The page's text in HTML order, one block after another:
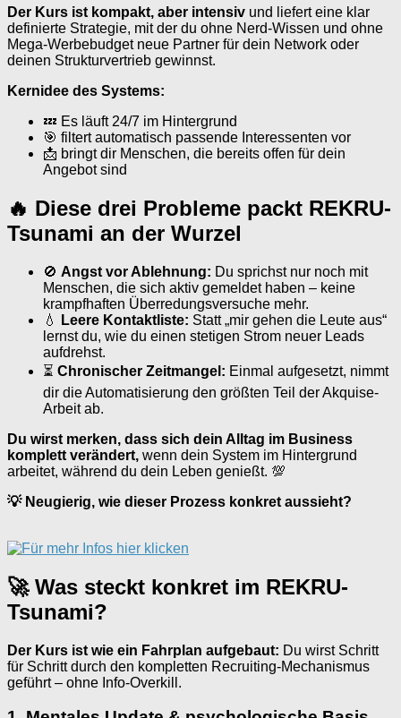
Der Kurs ist kompakt, aber intensiv und liefert eine klar
definierte Strategie, mit der du ohne Nerd-Wissen und ohne
Mega-Werbebudget neue Partner für dein Network oder
deinen Strukturvertrieb gewinnst.
Kernidee des Systems:
💤 Es läuft 24/7 im Hintergrund
🎯 filtert automatisch passende Interessenten vor
📩 bringt dir Menschen, die bereits offen für dein
Angebot sind
🔥 Diese drei Probleme packt REKRU-
Tsunami an der Wurzel
🚫 Angst vor Ablehnung: Du sprichst nur noch mit
Menschen, die sich aktiv gemeldet haben – keine
krampfhaften Überredungsversuche mehr.
💧
Leere Kontaktliste: Statt „mir gehen die Leute aus“
lernst du, wie du einen stetigen Strom neuer Leads
aufdrehst.
⏳ Chronischer Zeitmangel: Einmal aufgesetzt, nimmt
dir die Automatisierung den größten Teil der Akquise-
Arbeit ab.
Du wirst merken, dass sich dein Alltag im Business
komplett verändert, wenn dein System im Hintergrund
arbeitet, während du dein Leben genießt. 💯
💡 Neugierig, wie dieser Prozess konkret aussieht?
🚀 Was steckt konkret im REKRU-
Tsunami?
Der Kurs ist wie ein Fahrplan aufgebaut: Du wirst Schritt
für Schritt durch den kompletten Recruiting-Mechanismus
geführt – ohne Info-Overkill.